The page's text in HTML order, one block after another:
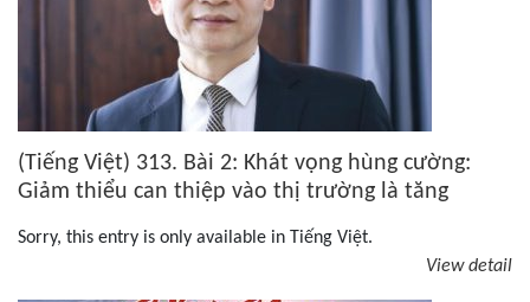
(Tiếng Việt) 313. Bài 2: Khát vọng hùng cường:
Giảm thiểu can thiệp vào thị trường là tăng
Sorry, this entry is only available in Tiếng Việt.
View detail